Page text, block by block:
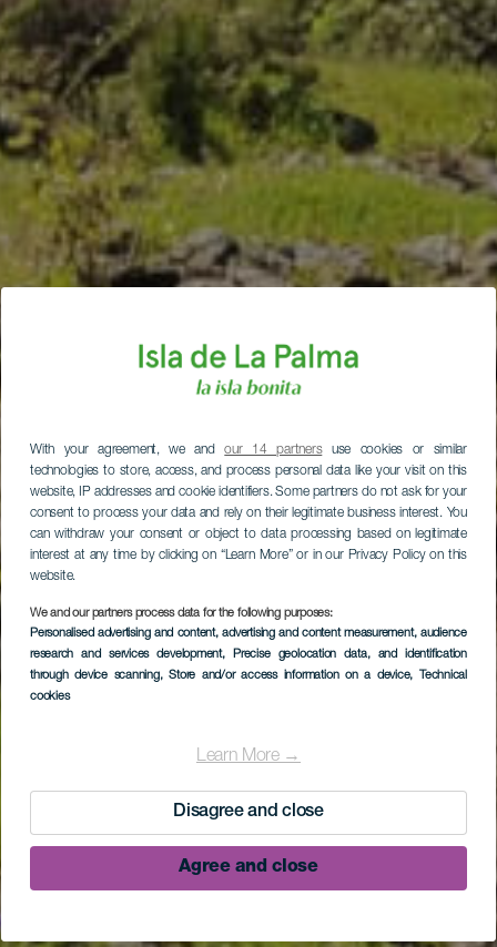
With your agreement, we andour 14 partnersuse cookies or similar
technologies to store, access, and process personal data like your visit on this
website, IP addresses and cookie identifiers. Some partners do not ask for your
consent to process your data and rely on their legitimate business interest. You
can withdraw your consent or object to data processing based on legitimate
interest at any time by clicking on “Learn More” or in our Privacy Policy on this
website.
We and our partners process data for the following purposes:
Personalised advertising and content, advertising and content measurement, audience
research and services development, Precise geolocation data, and identification
through device scanning, Store and/or access information on a device, Technical
cookies
Learn More →
Disagree and close
Agree and close